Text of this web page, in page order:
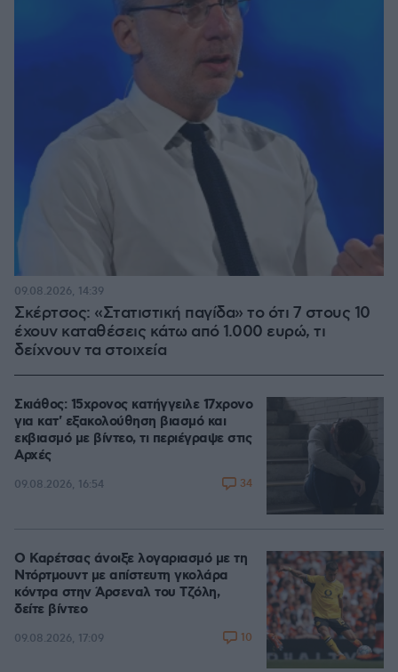
Σκέρτσος: «Στατιστική παγίδα» το ότι 7 στους 10
έχουν καταθέσεις κάτω από 1.000 ευρώ, τι
δείχνουν τα στοιχεία
09.08.2026, 14:39
Σκιάθος: 15χρονος κατήγγειλε 17χρονο
για κατ' εξακολούθηση βιασμό και
εκβιασμό με βίντεο, τι περιέγραψε στις
Αρχές
09.08.2026, 16:54 34
Ο Καρέτσας άνοιξε λογαριασμό με τη
Ντόρτμουντ με απίστευτη γκολάρα
κόντρα στην Άρσεναλ του Τζόλη,
δείτε βίντεο
09.08.2026, 17:09 10